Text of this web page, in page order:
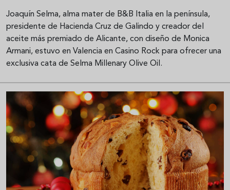
Joaquín Selma, alma mater de B&B Italia en la península,
presidente de Hacienda Cruz de Galindo y creador del
aceite más premiado de Alicante, con diseño de Monica
Armani, estuvo en Valencia en Casino Rock para ofrecer una
exclusiva cata de Selma Millenary Olive Oil.